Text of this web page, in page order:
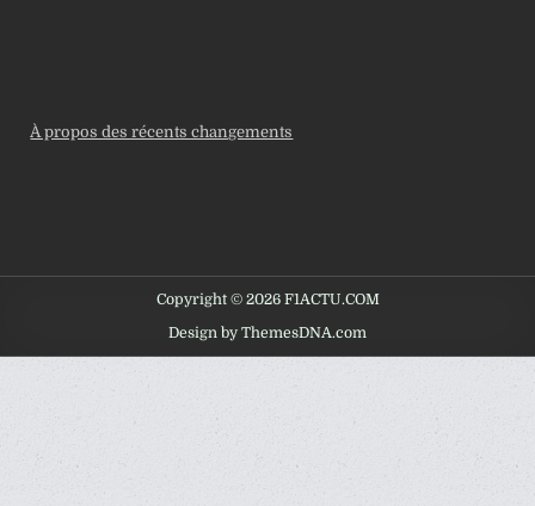
À propos des récents changements
Copyright © 2026 F1ACTU.COM
Design by ThemesDNA.com